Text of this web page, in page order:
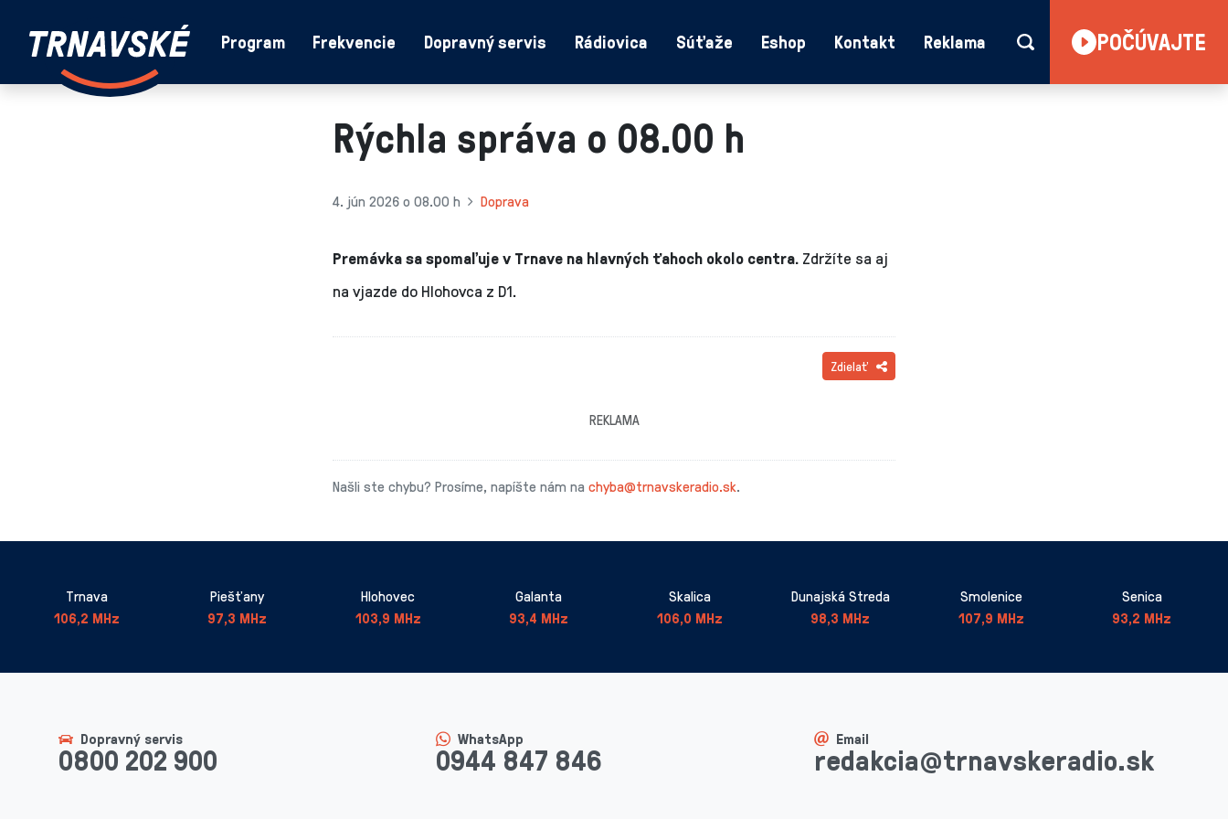
Skočiť na obsah
TrnavskéProgram Frekvencie Dopravný servis Rádiovica Súťaže Eshop Kontakt Reklama POČÚVAJTE
Rýchla správa o 08.00 h
4. jún 2026 o 08.00 h Doprava
Premávka sa spomaľuje v Trnave na hlavných ťahoch okolo centra. Zdržíte sa aj
na vjazde do Hlohovca z D1.
Zdielať
REKLAMA
Našli ste chybu? Prosíme, napíšte nám na chyba@trnavskeradio.sk.
Trnava
106,2 MHz
Piešťany
97,3 MHz
Hlohovec
103,9 MHz
Galanta
93,4 MHz
Skalica
106,0 MHz
Dunajská Streda
98,3 MHz
Smolenice
107,9 MHz
Senica
93,2 MHz
Dopravný servis
0800 202 900
WhatsApp
0944 847 846
Email
redakcia@trnavskeradio.sk